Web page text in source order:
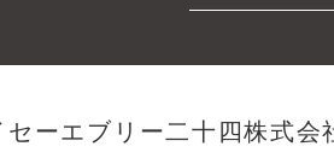
セーエブリー二十四株式